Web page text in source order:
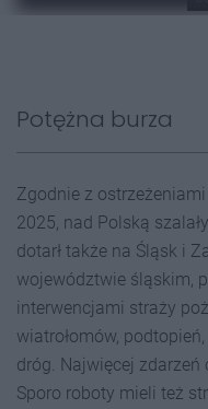
Potężna burza
Zgodnie z
2025, nad Polską
dotarł także na Śląsk i
województwie śląskim,
interwencjami straży
wiatrołomów,
dróg. Najwięcej
Sporo roboty mieli też